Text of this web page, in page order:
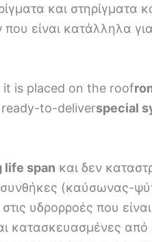
και στηρίγματα
είναι κατάλληλα
is placed on the roof
to-deliverspecial
life span και δεν
(καύσωνας-
υδρορροές που
κατασκευασμένες